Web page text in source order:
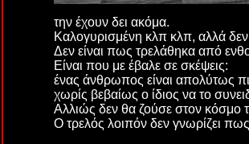
την έχουν δει ακόμα.
Καλογυρισμένη κλπ κλπ, αλλά δεν
Δεν είναι πως τρελάθηκα από
Είναι που με έβαλε σε σκέψεις:
ένας άνθρωπος είναι απολύτως
χωρίς βεβαίως ο ίδιος να το
Αλλιώς δεν θα ζούσε στον κόσμο
Ο τρελός λοιπόν δεν γνωρίζει πως